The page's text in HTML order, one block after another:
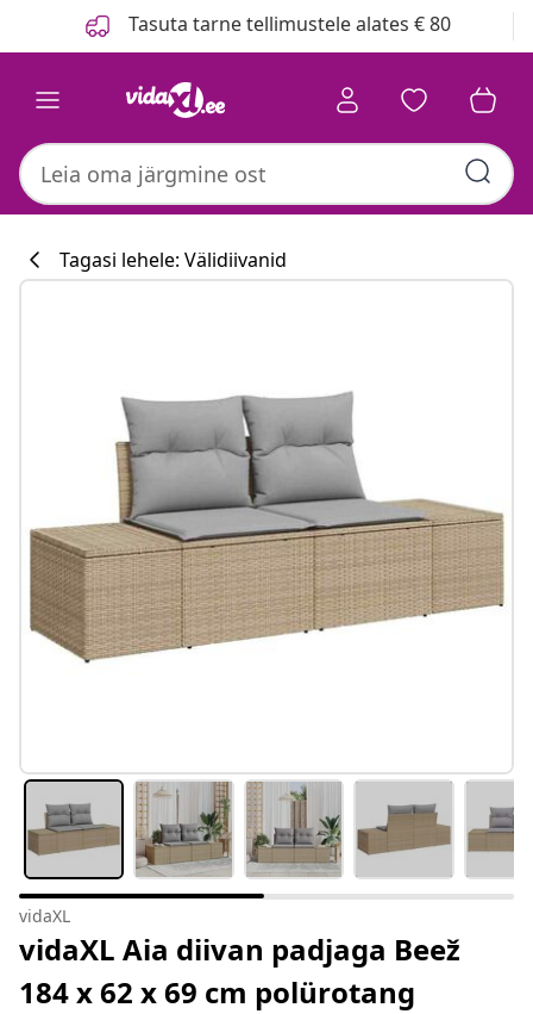
Tasuta tarne tellimustele alates € 80
#sharemevidaxl
Tagasi lehele: Välidiivanid
vidaXL
vidaXL Aia diivan padjaga Beež
184 x 62 x 69 cm polürotang